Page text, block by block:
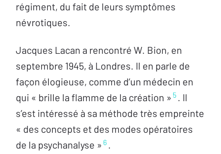
régiment, du fait de leurs symptômes
névrotiques.
Jacques Lacan a rencontré W. Bion, en
septembre 1945, à Londres. Il en parle de
façon élogieuse, comme d’un médecin en
qui « brille la flamme de la création » 5 . Il
s’est intéressé à sa méthode très empreinte
« des concepts et des modes opératoires
de la psychanalyse » 6 .